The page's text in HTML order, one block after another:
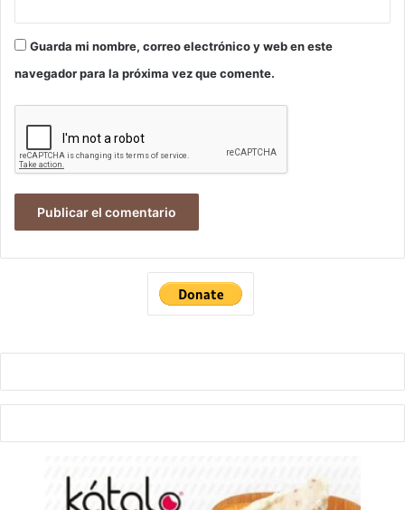
Guarda mi nombre, correo electrónico y web en este
navegador para la próxima vez que comente.